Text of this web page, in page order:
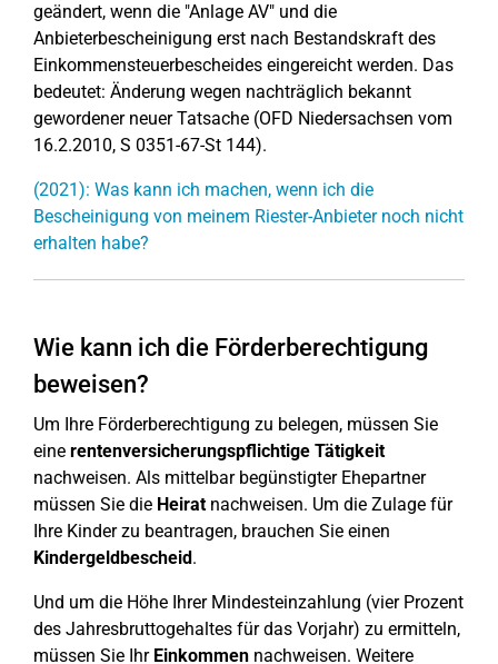
geändert, wenn die "Anlage AV" und die
Anbieterbescheinigung erst nach Bestandskraft des
Einkommensteuerbescheides eingereicht werden. Das
bedeutet: Änderung wegen nachträglich bekannt
gewordener neuer Tatsache (OFD Niedersachsen vom
16.2.2010, S 0351-67-St 144).
(2021): Was kann ich machen, wenn ich die
Bescheinigung von meinem Riester-Anbieter noch nicht
erhalten habe?
Wie kann ich die Förderberechtigung
beweisen?
Um Ihre Förderberechtigung zu belegen, müssen Sie
eine rentenversicherungspflichtige Tätigkeit
nachweisen. Als mittelbar begünstigter Ehepartner
müssen Sie die Heiratnachweisen. Um die Zulage für
Ihre Kinder zu beantragen, brauchen Sie einen
Kindergeldbescheid.
Und um die Höhe Ihrer Mindesteinzahlung (vier Prozent
des Jahresbruttogehaltes für das Vorjahr) zu ermitteln,
müssen Sie Ihr Einkommen nachweisen. Weitere